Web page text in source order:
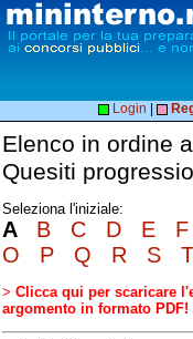
Login
Elenco in ordine
Quesiti
Seleziona l'iniziale:
A B C D E F
O
P Q R S T
> Clicca qui per scaricare
argomento in formato PDF!